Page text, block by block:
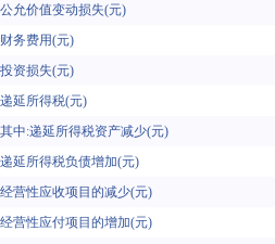
公允价值变动损失(元)
财务费用(元)
投资损失(元)
递延所得税(元)
其中:递延所得税资产减少(元)
递延所得税负债增加(元)
经营性应收项目的减少(元)
经营性应付项目的增加(元)